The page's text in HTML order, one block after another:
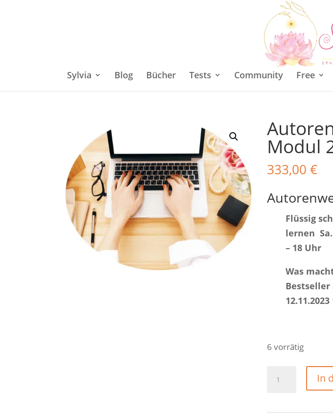
Sylvia Blog Bücher Tests Community Free
Modul
333,00€
Flüssig
lernen
– 18 Uhr
Was
Bestseller
6 vorrätig
In